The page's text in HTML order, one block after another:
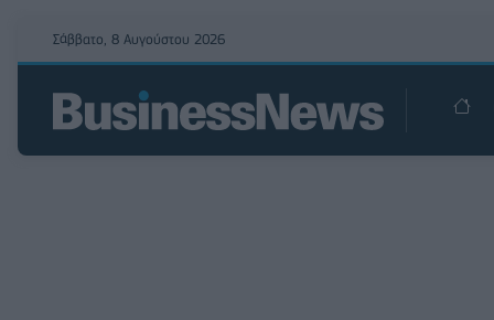
Σάββατο, 8 Αυγούστου 2026